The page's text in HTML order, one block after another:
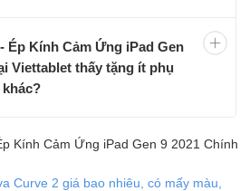
kiện Apple chính hãng. Khách hàng
và nhận máy liền sau khi sửa.
phiếu bảo hành đảm bảo. Khách
trải nghiệm thoải mái màn hình iPad
Ép Kính Cảm Ứng iPad Gen
Viettablet thấy tặng ít phụ
Kính Cảm Ứng iPad Gen 9 2021 Chính
Curve 2 giá bao nhiêu, có mấy màu,